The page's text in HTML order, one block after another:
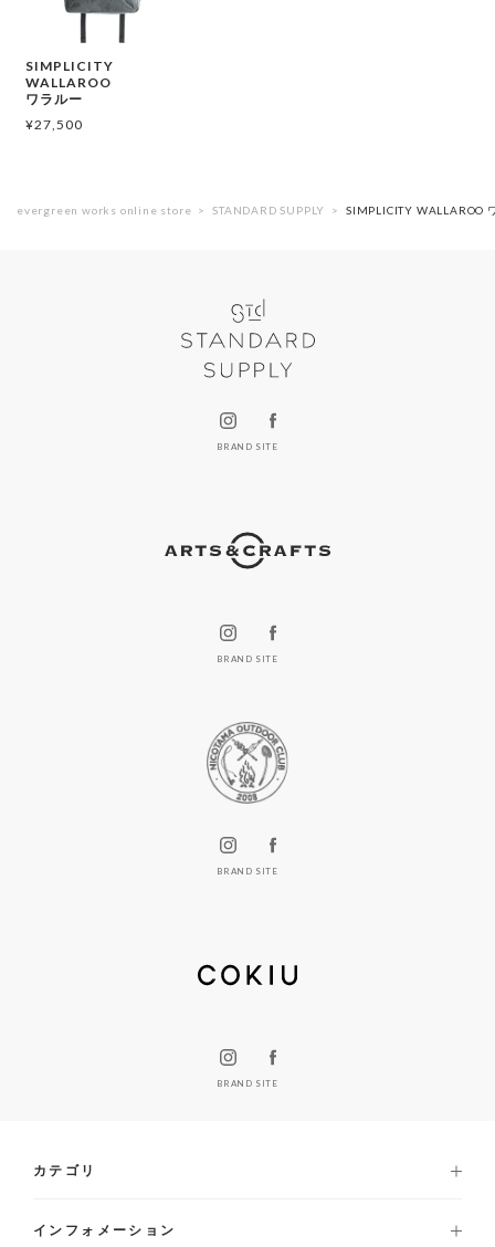
SIMPLICITY
WALLAROO
ワラルー
¥27,500
evergreen works online store STANDARD SUPPLY SIMPLICITY WALLAROO
BRAND SITE
BRAND SITE
BRAND SITE
BRAND SITE
カテゴリ
インフォメーション